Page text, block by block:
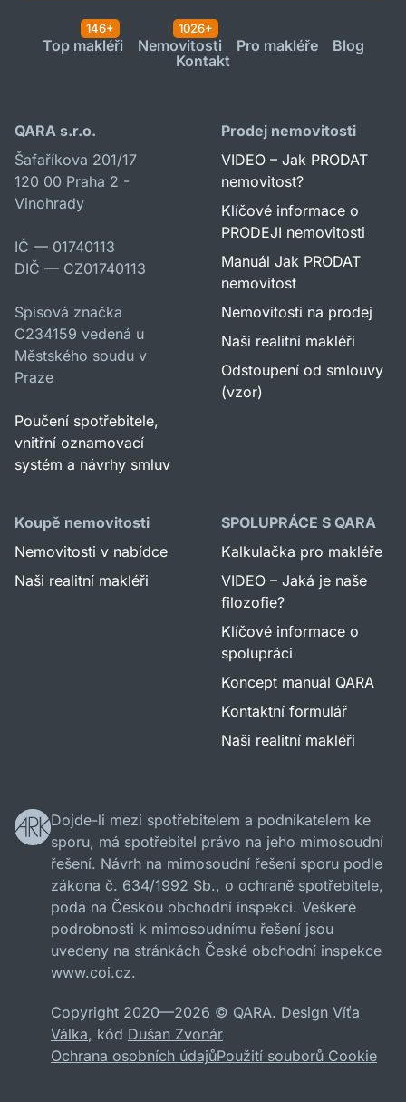
Top makléři
146+
Nemovitosti
1026+
Pro makléře
Blog
Kontakt
QARA s.r.o.
Šafaříkova 201/17
120 00 Praha 2 -
Vinohrady
IČ — 01740113
DIČ — CZ01740113
Spisová značka
C234159 vedená u
Městského soudu v
Praze
Poučení spotřebitele,
vnitřní oznamovací
systém a návrhy smluv
Prodej nemovitosti
VIDEO – Jak PRODAT
nemovitost?
Klíčové informace o
PRODEJI nemovitosti
Manuál Jak PRODAT
nemovitost
Nemovitosti na prodej
Naši realitní makléři
Odstoupení od smlouvy
(vzor)
Koupě nemovitosti
Nemovitosti v nabídce
Naši realitní makléři
SPOLUPRÁCE S QARA
Kalkulačka pro makléře
VIDEO – Jaká je naše
filozofie?
Klíčové informace o
spolupráci
Koncept manuál QARA
Kontaktní formulář
Naši realitní makléři
Dojde-li mezi spotřebitelem a podnikatelem ke
sporu, má spotřebitel právo na jeho mimosoudní
řešení. Návrh na mimosoudní řešení sporu podle
zákona č. 634/1992 Sb., o ochraně spotřebitele,
podá na Českou obchodní inspekci. Veškeré
podrobnosti k mimosoudnímu řešení jsou
uvedeny na stránkách České obchodní inspekce
www.coi.cz.
Copyright 2020—2026 © QARA. Design Víťa
Válka, kód Dušan Zvonár
Ochrana osobních údajůPoužití souborů Cookie